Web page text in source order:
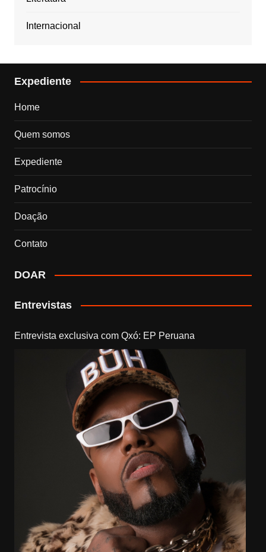
Internacional
Expediente
Home
Quem somos
Expediente
Patrocínio
Doação
Contato
DOAR
Entrevistas
Entrevista exclusiva com Qxó: EP Peruana